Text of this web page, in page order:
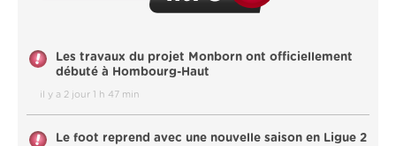
Les travaux du projet Monborn ont officiellement
débuté à Hombourg-Haut
il y a 2 jour 1 h 47 min
Le foot reprend avec une nouvelle saison en Ligue 2